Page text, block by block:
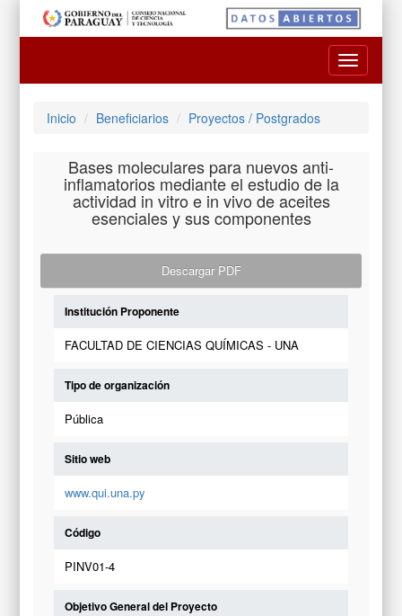
Toggle
Inicio Beneficiarios Proyectos / Postgrados
Bases moleculares para nuevos anti-
inflamatorios mediante el estudio de la
actividad in vitro e in vivo de aceites
esenciales y sus componentes
Descargar PDF
Institución Proponente
FACULTAD DE CIENCIAS QUÍMICAS - UNA
Tipo de organización
Pública
Sitio web
www.qui.una.py
Código
PINV01-4
Objetivo General del Proyecto